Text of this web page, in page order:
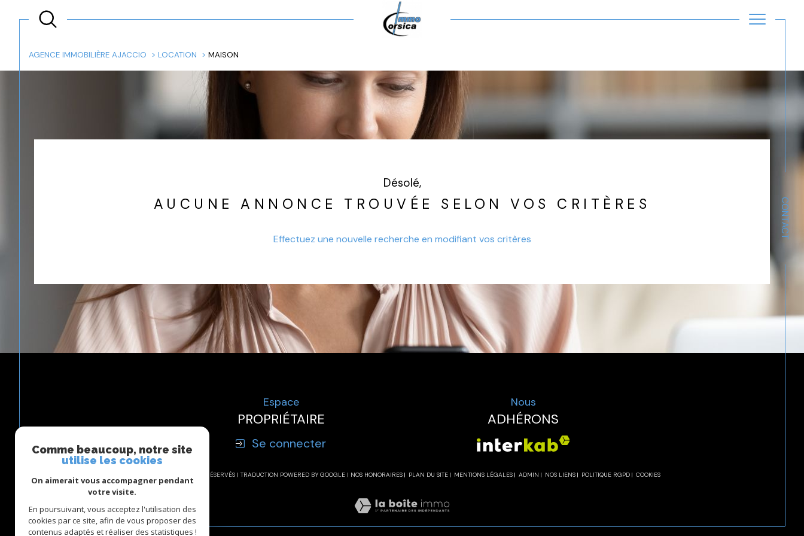
CONTACT
Acheter
de l'ancien
à l'année
à l'année
en saisonnier
Estimer
TYPE DE BIEN LOYER
Voir les0annonces
AGENCE IMMOBILIÈRE AJACCIO LOCATION MAISON
Désolé,
AUCUNE ANNONCE TROUVÉE SELON VOS CRITÈRES
Effectuez une nouvelle recherche en modifiant vos critères
Espace
PROPRIÉTAIRE
Se connecter
Nous
ADHÉRONS
© 2026 | TOUS DROITS RÉSERVÉS | TRADUCTION POWERED BY GOOGLE | NOS HONORAIRES PLAN DU SITE MENTIONS LÉGALES ADMIN NOS LIENS POLITIQUE RGPD COOKIES
Comme beaucoup, notre site
utilise les cookies
On aimerait vous accompagner pendant
votre visite.
En poursuivant, vous acceptez l'utilisation des
cookies par ce site, afin de vous proposer des
contenus adaptés et réaliser des statistiques !